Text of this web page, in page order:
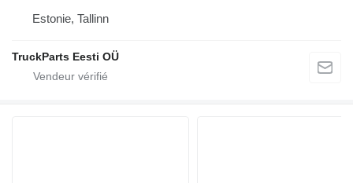
Estonie, Tallinn
TruckParts Eesti OÜ